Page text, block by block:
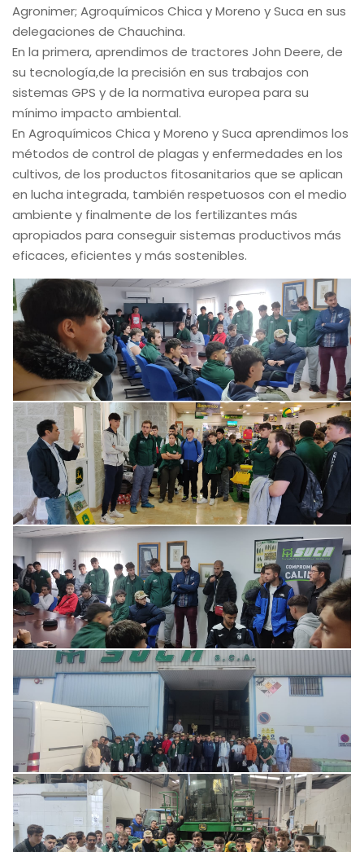
Agronimer; Agroquímicos Chica y Moreno y Suca en sus
delegaciones de Chauchina.
En la primera, aprendimos de tractores John Deere, de
su tecnología,de la precisión en sus trabajos con
sistemas GPS y de la normativa europea para su
mínimo impacto ambiental.
En Agroquímicos Chica y Moreno y Suca aprendimos los
métodos de control de plagas y enfermedades en los
cultivos, de los productos fitosanitarios que se aplican
en lucha integrada, también respetuosos con el medio
ambiente y finalmente de los fertilizantes más
apropiados para conseguir sistemas productivos más
eficaces, eficientes y más sostenibles.